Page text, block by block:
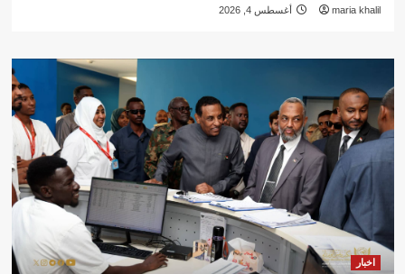
maria khalil أغسطس 4, 2026
اخبار